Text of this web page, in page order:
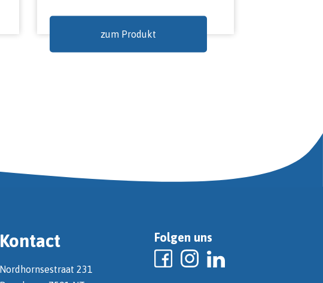
zum Produkt
Kontact
Nordhornsestraat 231
Folgen uns